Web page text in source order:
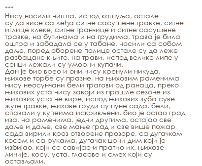
***
Нису носили ништа, испод кошуља, остале
су да висе са леђа ситне сасушене травке, ситне
иглице клеке, ситне гранчице и ситне сасушене
травке, на бутинама и на грудима, трава је била
оштра и забадала се у табане, носили са собом
даље, поред оборене полице остале су да леже
разбацане књиге, на трави, испод велике липе у
сенци лежали су уморни купачи.
Дан је био врео и они нису кренули никуда,
њихове торбе су празне, на њиховим раменима
нису неосунчани бели трагови од ранаца, преко
њихових уста нису завоји из прошле сезоне из
њихових уста не вире, испод њихових зуба суве
жуте травке, њихове груди су пуне сада, бели,
спавали у купеима искривљени, био је остао град
иза, на раменима, једни другима, остајао све
даље и даље, све мање град и све више пожар
сада вирили кроз отворене прозоре, са дугачком
косом и са рукама, дугачак црни дим који је
избијао, који се савијао и пратио их, њихове
линије, косу, уста, гласове и смех који су
остављали.